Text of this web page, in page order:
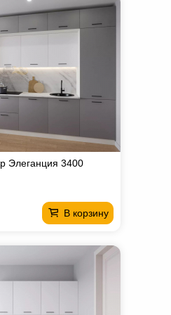
Элеганция 3400
В корзину